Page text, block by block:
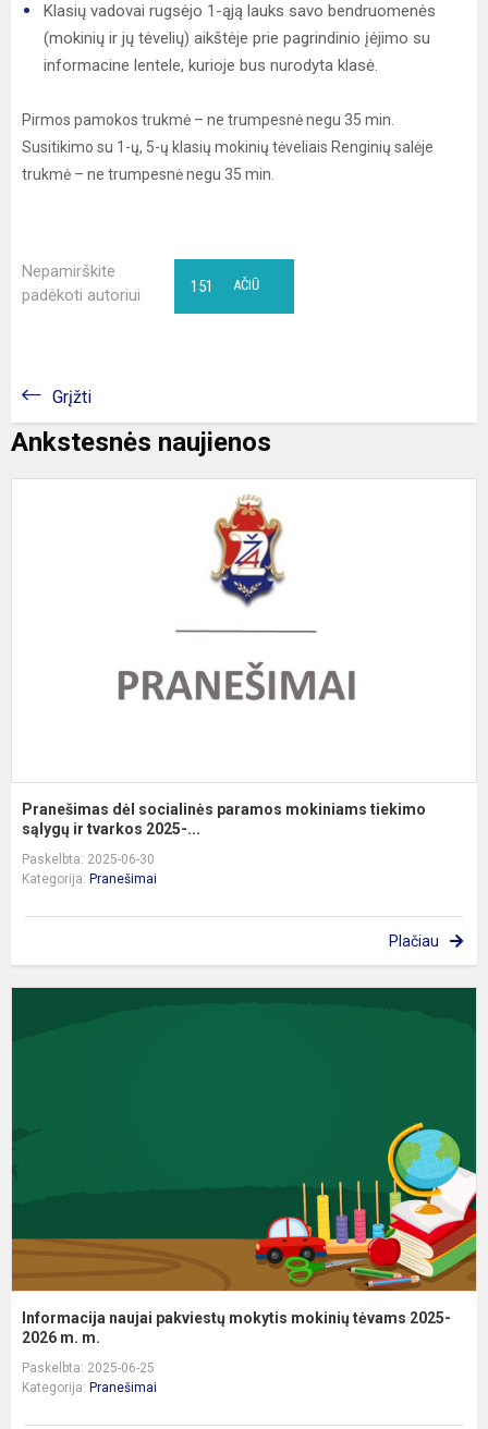
Klasių vadovai rugsėjo 1-ąją lauks savo bendruomenės
(mokinių ir jų tėvelių) aikštėje prie pagrindinio įėjimo su
informacine lentele, kurioje bus nurodyta klasė.
Pirmos pamokos trukmė – ne trumpesnė negu 35 min.
Susitikimo su 1-ų, 5-ų klasių mokinių tėveliais Renginių salėje
trukmė – ne trumpesnė negu 35 min.
Nepamirškite
padėkoti autoriui
AČIŪ
151
Grįžti
Ankstesnės naujienos
Pranešimas dėl socialinės paramos mokiniams tiekimo
sąlygų ir tvarkos 2025-...
Paskelbta: 2025-06-30
Kategorija: Pranešimai
Plačiau
Informacija naujai pakviestų mokytis mokinių tėvams 2025-
2026 m. m.
Paskelbta: 2025-06-25
Kategorija: Pranešimai